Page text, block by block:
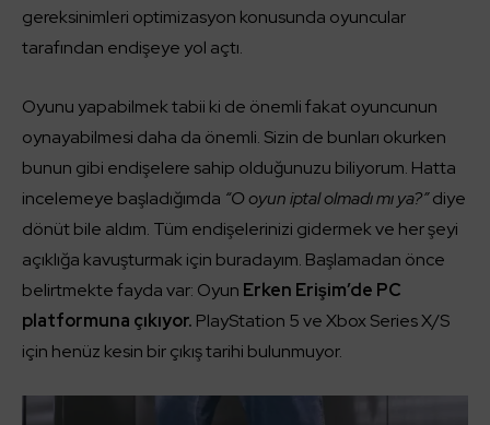
gereksinimleri optimizasyon konusunda oyuncular
tarafından endişeye yol açtı.
Oyunu yapabilmek tabii ki de önemli fakat oyuncunun
oynayabilmesi daha da önemli. Sizin de bunları okurken
bunun gibi endişelere sahip olduğunuzu biliyorum. Hatta
incelemeye başladığımda “O oyun iptal olmadı mı ya?”diye
dönüt bile aldım. Tüm endişelerinizi gidermek ve her şeyi
açıklığa kavuşturmak için buradayım. Başlamadan önce
belirtmekte fayda var: Oyun Erken Erişim’de PC
platformuna çıkıyor. PlayStation 5 ve Xbox Series X/S
için henüz kesin bir çıkış tarihi bulunmuyor.